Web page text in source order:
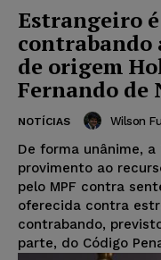
Estrangeiro
contrabando
de origem
Fernando de
NOTÍCIAS Wilson
De forma unânime, a
provimento ao
pelo MPF contra
oferecida contra
contrabando,
parte, do Código